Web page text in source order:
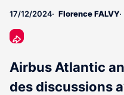
17/12/2024 Florence FALVY
Airbus Atlantic
des discussions